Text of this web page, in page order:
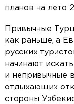
планов на лето
Привычные
как раньше, а
русских
начинают
и непривычные
отдыхающих
стороны